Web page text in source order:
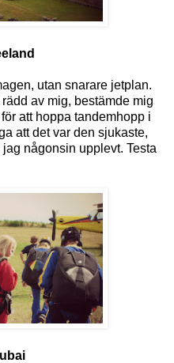
utan snarare jetplan.
av mig, bestämde mig
att hoppa tandemhopp i
att det var den sjukaste,
någonsin upplevt. Testa